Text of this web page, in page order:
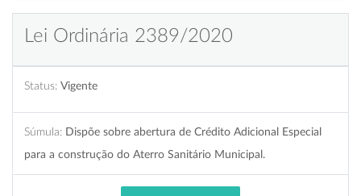
Lei Ordinária 2389/2020
Status: Vigente
Súmula: Dispõe sobre abertura de Crédito Adicional Especial
para a construção do Aterro Sanitário Municipal.